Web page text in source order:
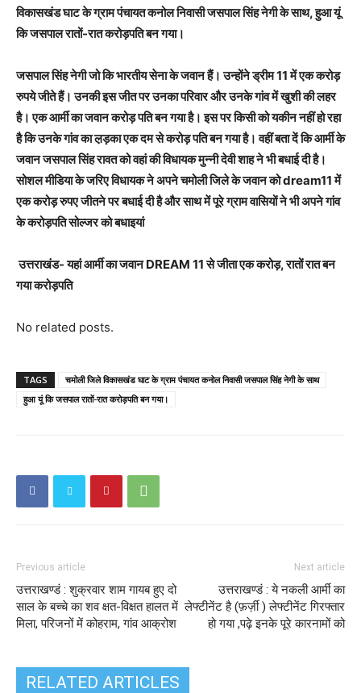
विकासखंड घाट के ग्राम पंचायत कनोल निवासी जसपाल सिंह नेगी के साथ, हुआ यूं
कि जसपाल रातों-रात करोड़पति बन गया।
जसपाल सिंह नेगी जो कि भारतीय सेना के जवान हैं। उन्होंने ड्रीम 11 में एक करोड़
रुपये जीते हैं। उनकी इस जीत पर उनका परिवार और उनके गांव में खुशी की लहर
है। एक आर्मी का जवान करोड़ पति बन गया है। इस पर किसी को यकीन नहीं हो रहा
है कि उनके गांव का ल़ड़का एक दम से करोड़ पति बन गया है। वहीं बता दें कि आर्मी के
जवान जसपाल सिंह रावत को वहां की विधायक मुन्नी देवी शाह ने भी बधाई दी है।
सोशल मीडिया के जरिए विधायक ने अपने चमोली जिले के जवान को dream11 में
एक करोड़ रुपए जीतने पर बधाई दी है और साथ में पूरे ग्राम वासियों ने भी अपने गांव
के करोड़पति सोल्जर को बधाइयां
उत्तराखंड- यहां आर्मी का जवान DREAM 11 से जीता एक करोड़, रातों रात बन
गया करोड़पति
No related posts.
TAGS
चमोली जिले विकासखंड घाट के ग्राम पंचायत कनोल निवासी जसपाल सिंह नेगी के साथ
हुआ यूं कि जसपाल रातों-रात करोड़पति बन गया।
Previous article
उत्तराखण्डं : शुक्रवार शाम गायब हुए दो
साल के बच्चे का शव क्षत-विक्षत हालत में
मिला, परिजनों में कोहराम, गांव आक्रोश
Next article
उत्तराखण्डं : ये नकली आर्मी का
लेफ्टीनेंट है (फ़र्ज़ी ) लेफ्टीनेंट गिरफ्तार
हो गया ,पढ़े इनके पूरे कारनामों को
RELATED ARTICLES